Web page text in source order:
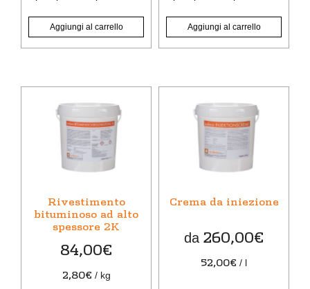
Aggiungi al carrello Aggiungi al carrello
Rivestimento
bituminoso ad alto
spessore 2K
84,00€
2,80€ / kg
Crema da iniezione
da 260,00€
52,00€ / l
Questo
prodotto
varianti.
scelte